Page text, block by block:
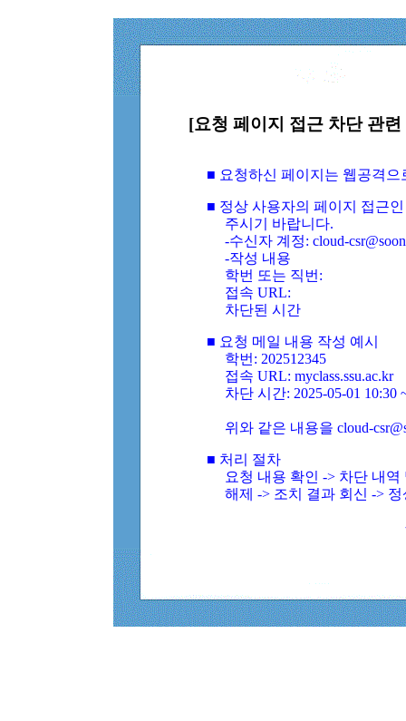
[요청 페이지 접근 차단 관
■ 요청하신 페이지는 웹공격
■ 정상 사용자의 페이지 접근
주시기 바랍니다.
-수신자 계정: cloud-
-작성 내용
학번 또는 직번:
접속 URL:
차단된 시간
■ 요청 메일 내용 작성 예시
학번: 202512345
접속 URL: myclass.ssu.ac.kr
차단 시간: 2025-05-01 10:30
위와 같은 내용을 cloud-
■ 처리 절차
요청 내용 확인 -> 차단 내
해제 -> 조치 결과 회신 ->